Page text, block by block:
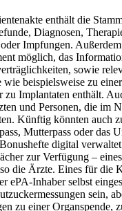
enthält die
Diagnosen,
Impfungen.
möglich, das
sowie
beispielsweise zu
zu Implantaten enthält.
und Personen, die im
Künftig könnten auch
Mutterpass oder das
digital
zur Verfügung –
die Ärzte. Eines für die
ePA-Inhaber selbst
sein,
zu einer Organspende,